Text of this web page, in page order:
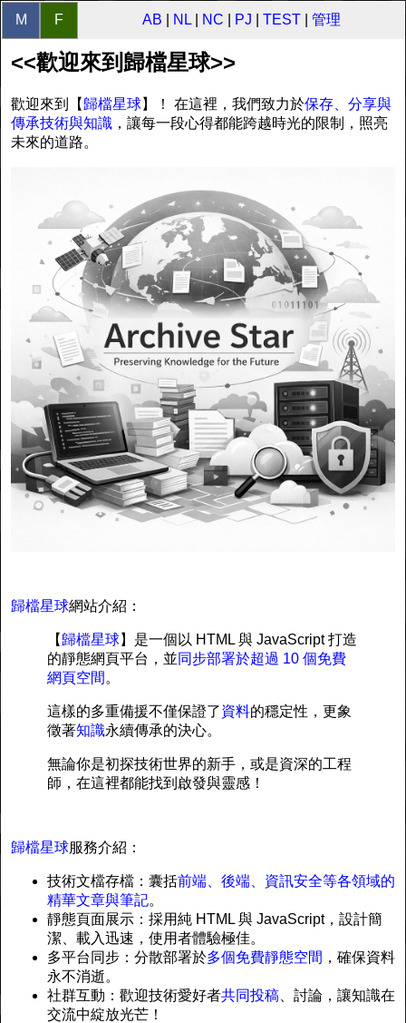
M F AB NL| NC PJ TEST 管理
<<歡迎來到歸檔星球>>
歡迎來到【 歸檔星球】！ 在這裡，我們致力於保存、分享與
傳承技術與知識 ，讓每一段心得都能跨越時光的限制，照亮
未來的道路。
歸檔星球網站介紹：
【 歸檔星球】是一個以 HTML 與 JavaScript 打造
的靜態網頁平台，並同步部署於超過 10 個免費
網頁空間 。
這樣的多重備援不僅保證了資料的穩定性，更象
徵著知識永續傳承的決心。
無論你是初探技術世界的新手，或是資深的工程
師，在這裡都能找到啟發與靈感！
歸檔星球服務介紹：
技術文檔存檔：囊括前端、後端、資訊安全等各領域的
精華文章與筆記。
靜態頁面展示：採用純 HTML 與 JavaScript，設計簡
潔、載入迅速，使用者體驗極佳。
多平台同步：分散部署於多個免費靜態空間 ，確保資料
永不消逝。
社群互動：歡迎技術愛好者共同投稿 、討論，讓知識在
交流中綻放光芒！